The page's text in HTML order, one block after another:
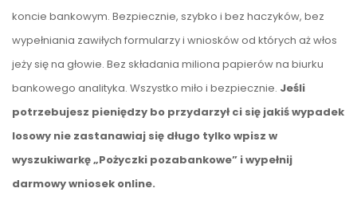
koncie bankowym. Bezpiecznie, szybko i bez haczyków, bez
wypełniania zawiłych formularzy i wniosków od których aż włos
jeży się na głowie. Bez składania miliona papierów na biurku
bankowego analityka. Wszystko miło i bezpiecznie. Jeśli
potrzebujesz pieniędzy bo przydarzył ci się jakiś wypadek
losowy nie zastanawiaj się długo tylko wpisz w
wyszukiwarkę „Pożyczki pozabankowe” i wypełnij
darmowy wniosek online.